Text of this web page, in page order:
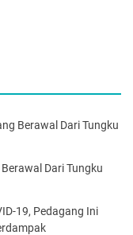
Berawal Dari Tungku
Dari Tungku
19, Pedagang Ini